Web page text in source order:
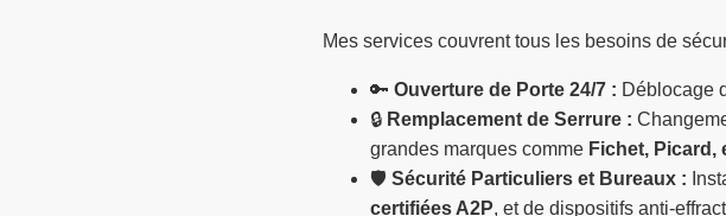
Mes services couvrent tous les besoins de
🔑 Ouverture de Porte 24/7 : Déblocage
🔒 Remplacement de Serrure :
grandes marques comme Fichet, Picard,
🛡️ Sécurité Particuliers et Bureaux :
certifiées A2P, et de dispositifs anti-